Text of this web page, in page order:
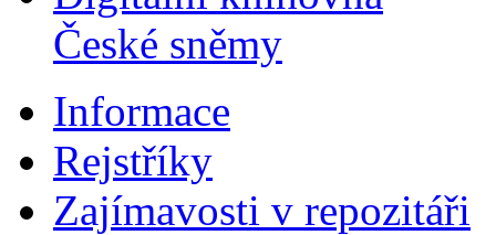
České sněmy
Informace
Rejstříky
Zajímavosti v repozitáři